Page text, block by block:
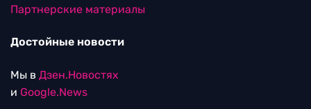
Партнерские материалы
Достойные новости
Мы в Дзен.Новостях
и Google.News